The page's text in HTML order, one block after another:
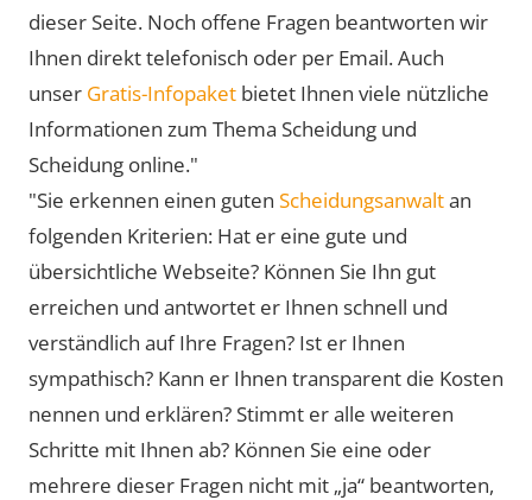
dieser Seite. Noch offene Fragen beantworten wir
Ihnen direkt telefonisch oder per Email. Auch
unser Gratis-Infopaket bietet Ihnen viele nützliche
Informationen zum Thema Scheidung und
Scheidung online."
"Sie erkennen einen guten Scheidungsanwaltan
folgenden Kriterien: Hat er eine gute und
übersichtliche Webseite? Können Sie Ihn gut
erreichen und antwortet er Ihnen schnell und
verständlich auf Ihre Fragen? Ist er Ihnen
sympathisch? Kann er Ihnen transparent die Kosten
nennen und erklären? Stimmt er alle weiteren
Schritte mit Ihnen ab? Können Sie eine oder
mehrere dieser Fragen nicht mit „ja“ beantworten,